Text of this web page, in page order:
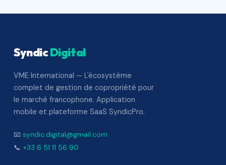
SyndicDigital
VME International — L'écosystème
complet de gestion de copropriété pour
le marché francophone. Application
mobile et plateforme SaaS SyndicPro.
📧 syndic.digital@gmail.com
📞 +33 6 51 11 56 90